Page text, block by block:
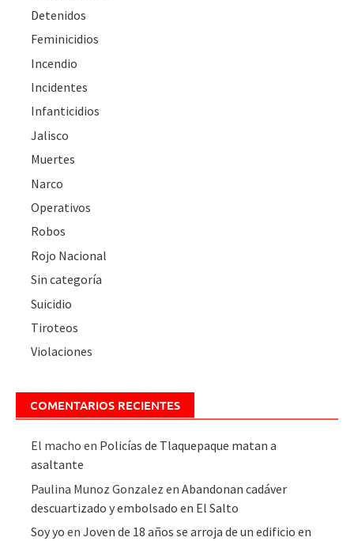
Detenidos
Feminicidios
Incendio
Incidentes
Infanticidios
Jalisco
Muertes
Narco
Operativos
Robos
Rojo Nacional
Sin categoría
Suicidio
Tiroteos
Violaciones
COMENTARIOS RECIENTES
El macho en Policías de Tlaquepaque matan a
asaltante
Paulina Munoz Gonzalez enAbandonan cadáver
descuartizado y embolsado en El Salto
Soy yo enJoven de 18 años se arroja de un edificio en